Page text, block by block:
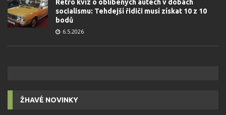
Retro kvíz o oblíbených autech v dobách
socialismu: Tehdejší řidiči musí získat 10 z 10
bodů
6.5.2026
ŽHAVÉ NOVINKY